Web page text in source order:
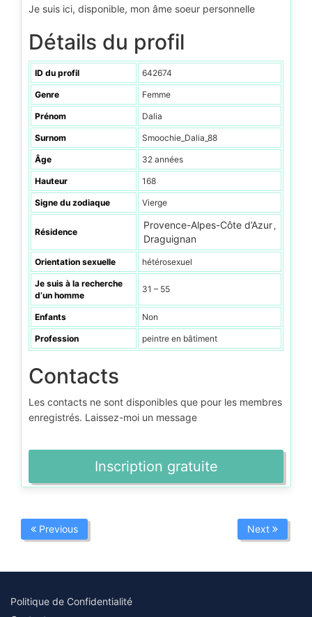
Je suis ici, disponible, mon âme soeur personnelle
Détails du profil
ID du profil 642674
Genre Femme
Prénom Dalia
Surnom Smoochie_Dalia_88
Âge 32 années
Hauteur 168
Signe du zodiaque Vierge
Résidence
Provence-Alpes-Côte d’Azur ,
Draguignan
Orientation sexuelle hétérosexuel
Je suis à la recherche
d’un homme
31 – 55
Enfants Non
Profession peintre en bâtiment
Contacts
Les contacts ne sont disponibles que pour les membres
enregistrés. Laissez-moi un message
Inscription gratuite
Previous Next
Politique de Confidentialité